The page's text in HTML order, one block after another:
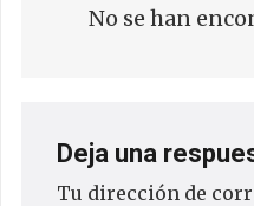
No se han
Deja una
Tu dirección de